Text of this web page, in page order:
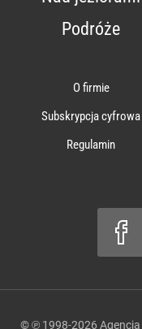
Podróże
O firmie
Subskrypcja cyfrowa
Regulamin
© ℗ 1998-2026